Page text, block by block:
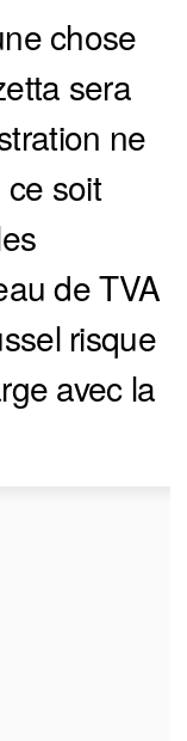
chose
sera
ne
ce soit
de TVA
risque
avec la